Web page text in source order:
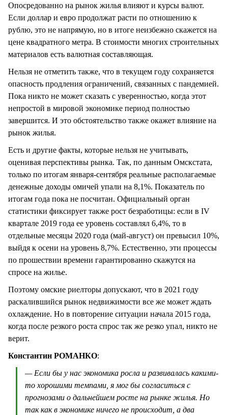
Опосредованно на рынок жилья влияют и курсы валют.
Если доллар и евро продолжат расти по отношению к
рублю, это не напрямую, но в итоге неизбежно скажется на
цене квадратного метра. В стоимости многих строительных
материалов есть валютная составляющая.
Нельзя не отметить также, что в текущем году сохраняется
опасность продления ограничений, связанных с пандемией.
Пока никто не может сказать с уверенностью, когда этот
непростой в мировой экономике период полностью
завершится. И это обстоятельство также окажет влияние на
рынок жилья.
Есть и другие факты, которые нельзя не учитывать,
оценивая перспективы рынка. Так, по данным Омскстата,
только по итогам января-сентября реальные располагаемые
денежные доходы омичей упали на 8,1%. Показатель по
итогам года пока не посчитан. Официальный орган
статистики фиксирует также рост безработицы: если в IV
квартале 2019 года ее уровень составлял 6,4%, то в
отдельные месяцы 2020 года (май-август) он превысил 10%,
выйдя к осени на уровень 8,7%. Естественно, эти процессы
по прошествии времени гарантированно скажутся на
спросе на жилье.
Поэтому омские риелторы допускают, что в 2021 году
раскалившийся рынок недвижимости все же может ждать
охлаждение. Но в повторение ситуации начала 2015 года,
когда после резкого роста спрос так же резко упал, никто не
верит.
Константин РОМАНКО:
— Если бы у нас экономика росла и развивалась какими-
то хорошими темпами, я мог бы согласиться с
прогнозами о дальнейшем росте на рынке жилья. Но
так как в экономике ничего не происходит, а два